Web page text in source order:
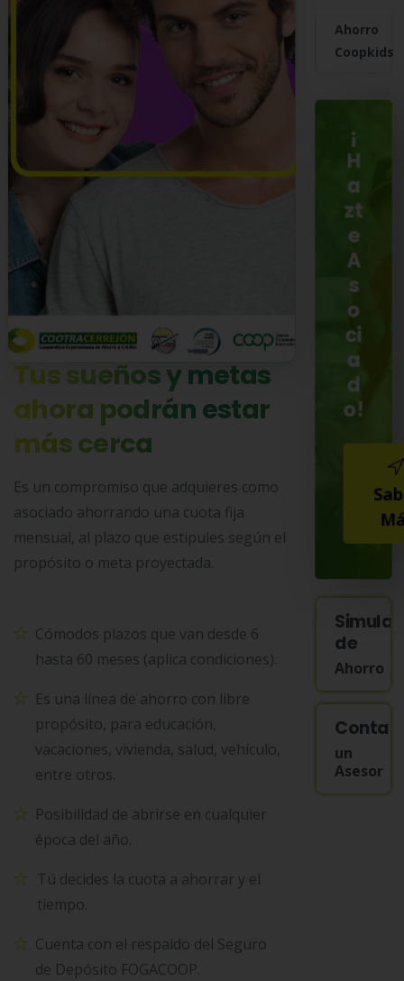
Tussueñosy metas
ahora podrán estar
máscerca
Es un compromiso que adquieres como
asociado ahorrando una cuota fija
mensual, al plazo que estipules según el
propósito o meta proyectada.
Cómodos plazos que van desde 6
hasta 60 meses (aplica condiciones).
Es una línea de ahorro con libre
propósito, para educación,
vacaciones, vivienda, salud, vehículo,
entre otros.
Posibilidad de abrirse en cualquier
época del año.
Tú decides la cuota a ahorrar y el
tiempo.
Cuenta con el respaldo del Seguro
de Depósito FOGACOOP.
Ahorro
Coopkids
¡
H
a
zt
e
A
s
o
ci
a
d
o!
de
Ahorro
un
Asesor